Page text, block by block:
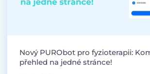
Nový PURObot pro fyzioterapii:
přehled na jedné stránce!